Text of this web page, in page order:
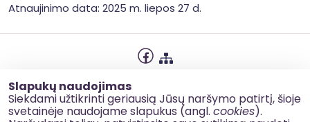
Slapukų naudojimas
Siekdami užtikrinti geriausią Jūsų naršymo patirtį, šioje
svetainėje naudojame slapukus (angl. cookies).
Atnaujinimo data: 2025 m. liepos 27 d.
Slapukų naudojimas
Korupcijos prevencija